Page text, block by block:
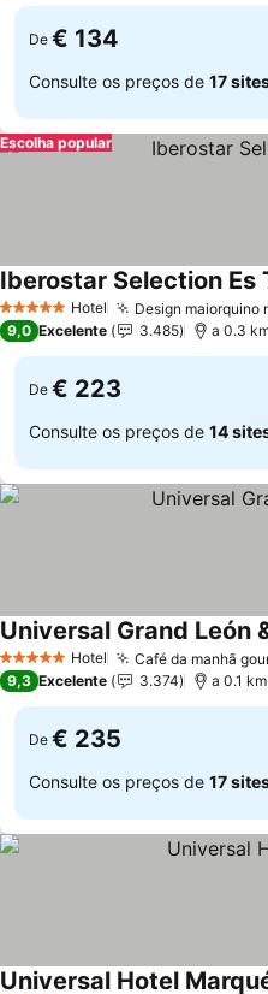
De € 134
Consulte os preços de 17
Escolha popular
5 Estrelas Hotel Design maiorquino
Iberostar Selection Es
9,0 Excelente 3.485 a 0.3
De € 223
Consulte os preços de 14
5 Estrelas Hotel Café da manhã
Universal Grand León
9,3 Excelente 3.374 a 0.1
De € 235
Consulte os preços de 17
Universal Hotel